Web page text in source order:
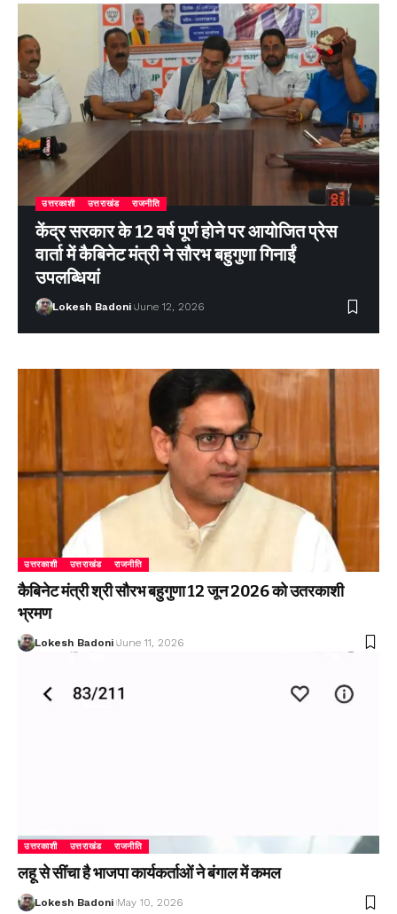
उत्तरकाशी उत्तराखंड राजनीति
केंद्र सरकार के 12 वर्ष पूर्ण होने पर आयोजित प्रेस
वार्ता में कैबिनेट मंत्री ने सौरभ बहुगुणा गिनाईं
उपलब्धियां
Lokesh Badoni June 12, 2026
उत्तरकाशी उत्तराखंड राजनीति
कैबिनेट मंत्री श्री सौरभ बहुगुणा 12 जून 2026 को उतरकाशी
भ्रमण
Lokesh Badoni June 11, 2026
उत्तरकाशी उत्तराखंड राजनीति
लहू से सींचा है भाजपा कार्यकर्ताओं ने बंगाल में कमल
Lokesh Badoni May 10, 2026